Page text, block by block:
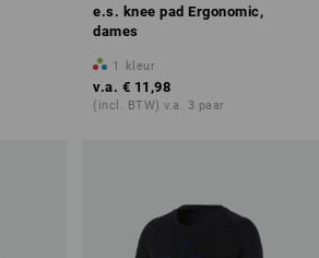
e.s. knee pad Ergonomic,
dames
1 kleur
v.a. € 11,98
(incl. BTW) v.a. 3 paar